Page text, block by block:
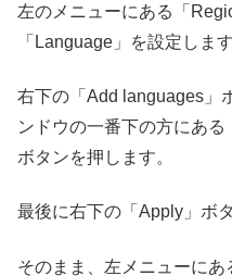
左のメニューにある「
「Language」を設定します
右下の「Add languages」
ンドウの一番下の方にある
ボタンを押します。
最後に右下の「Apply」ボ
そのまま、左メニューにあ